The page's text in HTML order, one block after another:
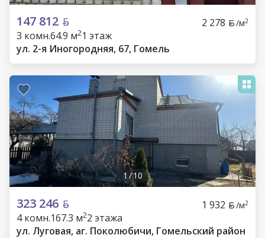
147 812 2 278 /м2
3 комн.64.9 м21 этаж
ул. 2-я Иногородняя, 67, Гомель
1 /10
323 246 1 932 /м2
4 комн.167.3 м22 этажа
ул. Луговая, аг. Поколюбичи, Гомельский район